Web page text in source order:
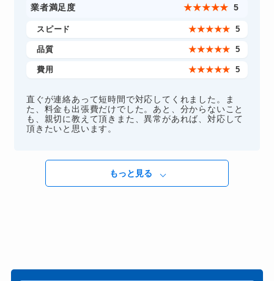
業者満足度 ★★★★★ 5
スピード ★★★★★ 5
品質 ★★★★★ 5
費用 ★★★★★ 5
直ぐが連絡あって短時間で対応してくれました。ま
た、料金も出張費だけでした。あと、分からないこと
も、親切に教えて頂きまた、異常があれば、対応して
頂きたいと思います。
もっと見る